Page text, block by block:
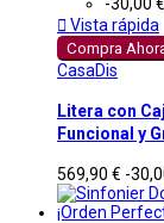
 Vista rápida
Compra
CasaDis
Litera con
Funcional y
569,90 € -